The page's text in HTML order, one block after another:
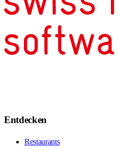
Entdecken
Restaurants